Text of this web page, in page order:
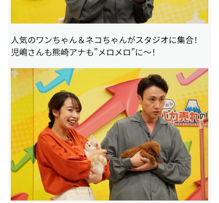
人気のワンちゃん＆ネコちゃんがスタジオに集合！
児嶋さんも熊崎アナも”メロメロ”に～！